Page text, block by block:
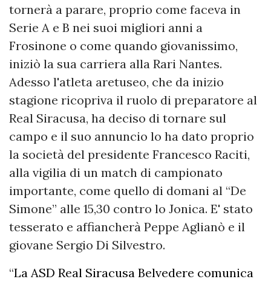
tornerà a parare, proprio come faceva in
Serie A e B nei suoi migliori anni a
Frosinone o come quando giovanissimo,
iniziò la sua carriera alla Rari Nantes.
Adesso l'atleta aretuseo, che da inizio
stagione ricopriva il ruolo di preparatore al
Real Siracusa, ha deciso di tornare sul
campo e il suo annuncio lo ha dato proprio
la società del presidente Francesco Raciti,
alla vigilia di un match di campionato
importante, come quello di domani al “De
Simone” alle 15,30 contro lo Jonica. E' stato
tesserato e affiancherà Peppe Aglianò e il
giovane Sergio Di Silvestro.
“La ASD Real Siracusa Belvedere comunica